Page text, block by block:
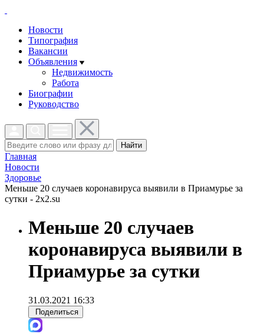
Новости
Типография
Вакансии
Объявления
Недвижимость
Работа
Биографии
Руководство
Найти
Главная
Новости
Здоровье
Меньше 20 случаев коронавируса выявили в Приамурье за
сутки - 2x2.su
Меньше 20 случаев
коронавируса выявили в
Приамурье за сутки
31.03.2021 16:33
Поделиться